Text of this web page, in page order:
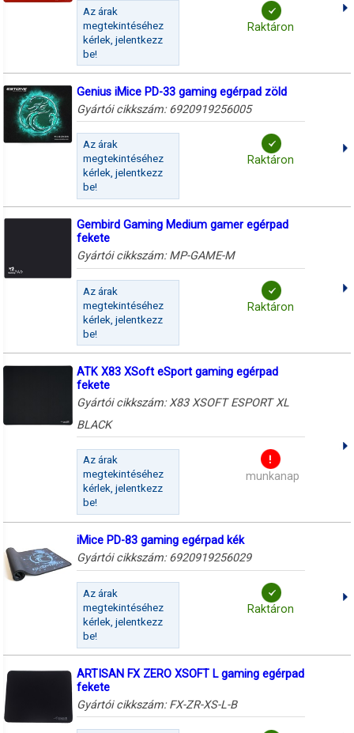
Az árak
megtekintéséhez
kérlek, jelentkezz
be!
Raktáron
Genius iMice PD-33 gaming egérpad zöld
Gyártói cikkszám: 6920919256005
Az árak
megtekintéséhez
kérlek, jelentkezz
be!
Raktáron
Gembird Gaming Medium gamer egérpad
fekete
Gyártói cikkszám: MP-GAME-M
Az árak
megtekintéséhez
kérlek, jelentkezz
be!
Raktáron
ATK X83 XSoft eSport gaming egérpad
fekete
Gyártói cikkszám:X83 XSOFT ESPORT XL
BLACK
Az árak
megtekintéséhez
kérlek, jelentkezz
be!
munkanap
iMice PD-83 gaming egérpad kék
Gyártói cikkszám: 6920919256029
Az árak
megtekintéséhez
kérlek, jelentkezz
be!
Raktáron
ARTISAN FX ZERO XSOFT L gaming egérpad
fekete
Gyártói cikkszám: FX-ZR-XS-L-B